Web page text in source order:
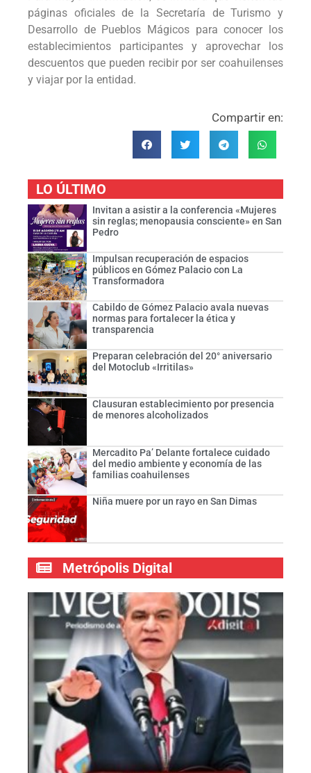
páginas oficiales de la Secretaría de Turismo y
Desarrollo de Pueblos Mágicos para conocer los
establecimientos participantes y aprovechar los
descuentos que pueden recibir por ser coahuilenses
y viajar por la entidad.
Compartir en:
LO ÚLTIMO
Invitan a asistir a la conferencia «Mujeres
sin reglas; menopausia consciente» en San
Pedro
Impulsan recuperación de espacios
públicos en Gómez Palacio con La
Transformadora
Cabildo de Gómez Palacio avala nuevas
normas para fortalecer la ética y
transparencia
Preparan celebración del 20° aniversario
del Motoclub «Irritilas»
Clausuran establecimiento por presencia
de menores alcoholizados
Mercadito Pa’ Delante fortalece cuidado
del medio ambiente y economía de las
familias coahuilenses
Niña muere por un rayo en San Dimas
Metrópolis Digital